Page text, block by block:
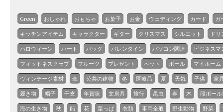
Green おしゃれ おもちゃ お菓子 お金 ウェディング カード ガ
キッチンアイテム キャラクター ギター クリスマス シルエット ド
ハロウィーン ハート バッグ バレンタイン パソコン関連 ビジネスマ
フィットネスクラブ フルーツ プレゼント ペット ボール マイホーム
ヴィンテージ素材 傘 公共の建物 冬 医療品 夏 天気 子供 家
履き物 帽子 干支 年賀状 文房具 旅行 昆虫 春 木 段ボー
海の生き物 秋 船 花 葉っぱ 衣類 車両全般 野生動物 野菜